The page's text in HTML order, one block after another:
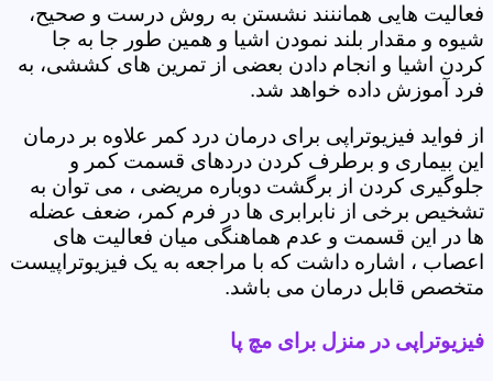
فعالیت هایی هماننند نشستن به روش درست و صحیح،
شیوه و مقدار بلند نمودن اشیا و همین طور جا به جا
کردن اشیا و انجام دادن بعضی از تمرین های کششی، به
فرد آموزش داده خواهد شد.
از فواید فیزیوتراپی برای درمان درد کمر علاوه بر درمان
این بیماری و برطرف کردن دردهای قسمت کمر و
جلوگیری کردن از برگشت دوباره مریضی ، می توان به
تشخیص برخی از نابرابری ها در فرم کمر، ضعف عضله
ها در این قسمت و عدم هماهنگی میان فعالیت های
اعصاب ، اشاره داشت که با مراجعه به یک فیزیوتراپیست
متخصص قابل درمان می باشد.
فیزیوتراپی در منزل برای مچ پا